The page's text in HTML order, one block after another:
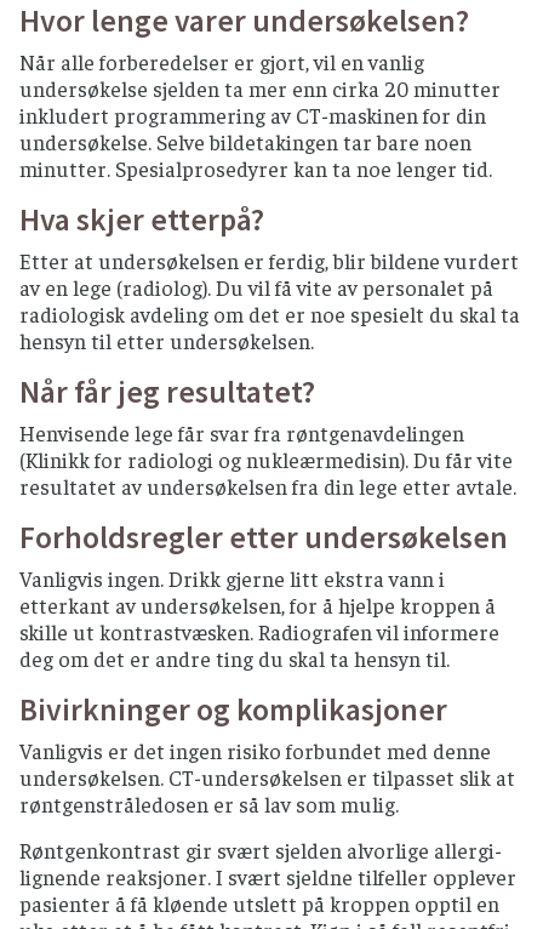
Hvor lenge varer undersøkelsen?
Når alle forberedelser er gjort, vil en vanlig
undersøkelse sjelden ta mer enn cirka 20 minutter
inkludert programmering av CT-maskinen for din
undersøkelse. Selve bildetakingen tar bare noen
minutter. Spesialprosedyrer kan ta noe lenger tid.
Hva skjer etterpå?
Etter at undersøkelsen er ferdig, blir bildene vurdert
av en lege (radiolog). Du vil få vite av personalet på
radiologisk avdeling om det er noe spesielt du skal ta
hensyn til etter undersøkelsen.
Når får jeg resultatet?
Henvisende lege får svar fra røntgenavdelingen
(Klinikk for radiologi og nukleærmedisin). Du får vite
resultatet av undersøkelsen fra din lege etter avtale.
Forholdsregler etter undersøkelsen
Vanligvis ingen. Drikk gjerne litt ekstra vann i
etterkant av undersøkelsen, for å hjelpe kroppen å
skille ut kontrastvæsken. Radiografen vil informere
deg om det er andre ting du skal ta hensyn til.
Bivirkninger og komplikasjoner
Vanligvis er det ingen risiko forbundet med denne
undersøkelsen. CT-undersøkelsen er tilpasset slik at
røntgenstråledosen er så lav som mulig.
Røntgenkontrast gir svært sjelden alvorlige allergi-
lignende reaksjoner. I svært sjeldne tilfeller opplever
pasienter å få kløende utslett på kroppen opptil en